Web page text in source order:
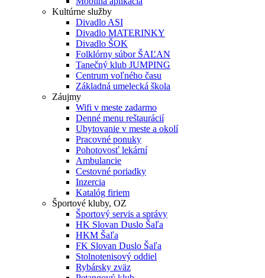
Kultúrne služby
Divadlo ASI
Divadlo MATERINKY
Divadlo ŠOK
Folklórny súbor ŠAĽAN
Tanečný klub JUMPING
Centrum voľného času
Základná umelecká škola
Záujmy
Wifi v meste zadarmo
Denné menu reštaurácií
Ubytovanie v meste a okolí
Pracovné ponuky
Pohotovosť lekární
Ambulancie
Cestovné poriadky
Inzercia
Katalóg firiem
Športové kluby, OZ
Športový servis a správy
HK Slovan Duslo Šaľa
HKM Šaľa
FK Slovan Duslo Šaľa
Stolnotenisový oddiel
Rybársky zväz